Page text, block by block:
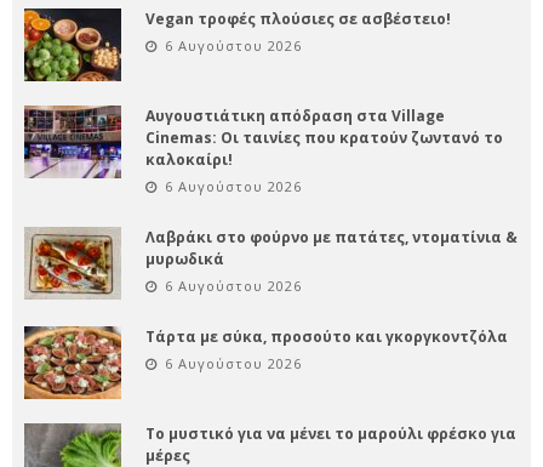
Vegan τροφές πλούσιες σε ασβέστειο!
6 Αυγούστου 2026
Αυγουστιάτικη απόδραση στα Village
Cinemas: Οι ταινίες που κρατούν ζωντανό το
καλοκαίρι!
6 Αυγούστου 2026
Λαβράκι στο φούρνο με πατάτες, ντοματίνια &
μυρωδικά
6 Αυγούστου 2026
Τάρτα με σύκα, προσούτο και γκοργκοντζόλα
6 Αυγούστου 2026
Το μυστικό για να μένει το μαρούλι φρέσκο για
μέρες